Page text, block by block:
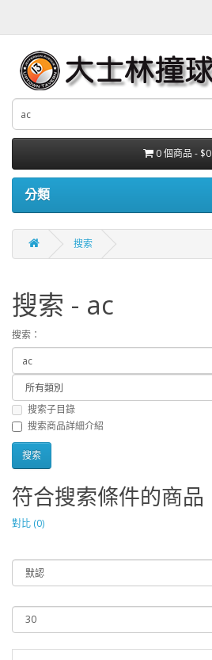
0 個商品 - $0
分類
搜索
搜索 - ac
搜索：
搜索子目錄
搜索商品詳細介紹
符合搜索條件的商品
對比 (0)